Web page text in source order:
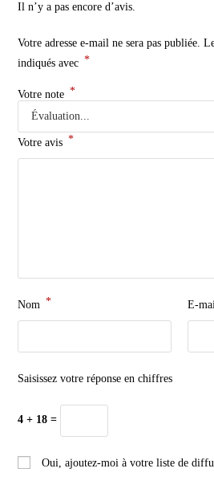
Il n’y a pas encore d’avis.
Votre adresse e-mail ne sera pas publiée.
indiqués avec *
Votre note *
Votre avis *
Nom * E-
Saisissez votre réponse en chiffres
4 + 18 =
Oui, ajoutez-moi à votre liste de